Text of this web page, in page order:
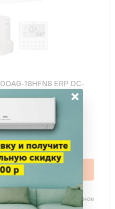
18HFN8 ERP DC-
50 м2
В избранное
×